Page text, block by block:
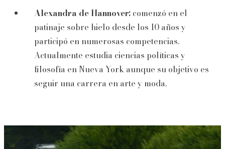
Alexandra de Hannover: comenzó en el
patinaje sobre hielo desde los 10 años y
participó en numerosas competencias.
Actualmente estudia ciencias políticas y
filosofía en Nueva York aunque su objetivo es
seguir una carrera en arte y moda.